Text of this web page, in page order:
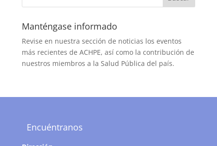
Manténgase informado
Revise en nuestra sección de noticias los eventos
más recientes de ACHPE, así como la contribución de
nuestros miembros a la Salud Pública del país.
Encuéntranos